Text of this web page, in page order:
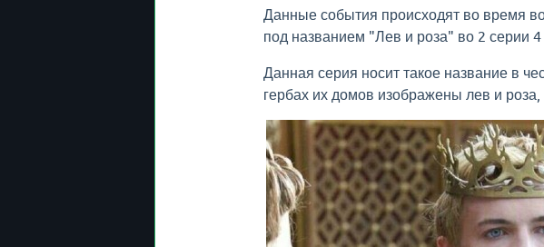
Данные события происходят во время
под названием "Лев и роза" во 2 серии 4
Данная серия носит такое название в
гербах их домов изображены лев и роза,